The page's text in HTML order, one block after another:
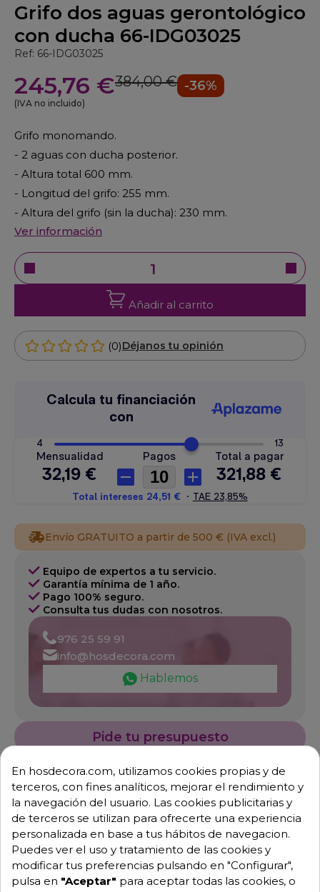
Grifo dos aguas gerontológico
con ducha 66-IDG03025
Ref: 66-IDG03025
245,76 €384,00 € -36%
(IVA no incluido)
Grifo monomando.
- 2 aguas con ducha posterior.
- Altura total 600 mm.
- Longitud del grifo: 255 mm.
- Altura del grifo (sin la ducha): 230 mm.
Ver información
Añadir al carrito
(0)Déjanos tu opinión
Envío GRATUITO a partir de 500 € (IVA excl.)
Equipo de expertos a tu servicio.
Garantía mínima de 1 año.
Pago 100% seguro.
Consulta tus dudas con nosotros.
976 25 59 91
info@hosdecora.com
Hablemos
Pide tu presupuesto
Descripción Detalles de producto
En hosdecora.com, utilizamos cookies propias y de
terceros, con fines analíticos, mejorar el rendimiento y
la navegación del usuario. Las cookies publicitarias y
de terceros se utilizan para ofrecerte una experiencia
personalizada en base a tus hábitos de navegacion.
Puedes ver el uso y tratamiento de las cookies y
modificar tus preferencias pulsando en "Configurar",
pulsa en "Aceptar" para aceptar todas las cookies, o